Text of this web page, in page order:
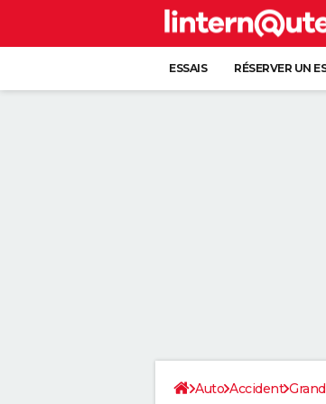
ESSAIS RÉSERVER UN
Auto Accident